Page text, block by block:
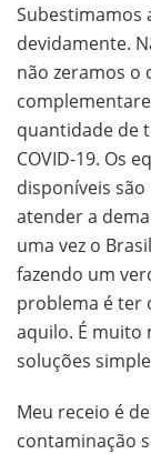
Subestimamos
devidamente.
não zeramos o
quantidade de
COVID-19. Os
disponíveis
atender a
uma vez o
fazendo um
problema é ter
aquilo. É muito
soluções
Meu receio é
contaminação